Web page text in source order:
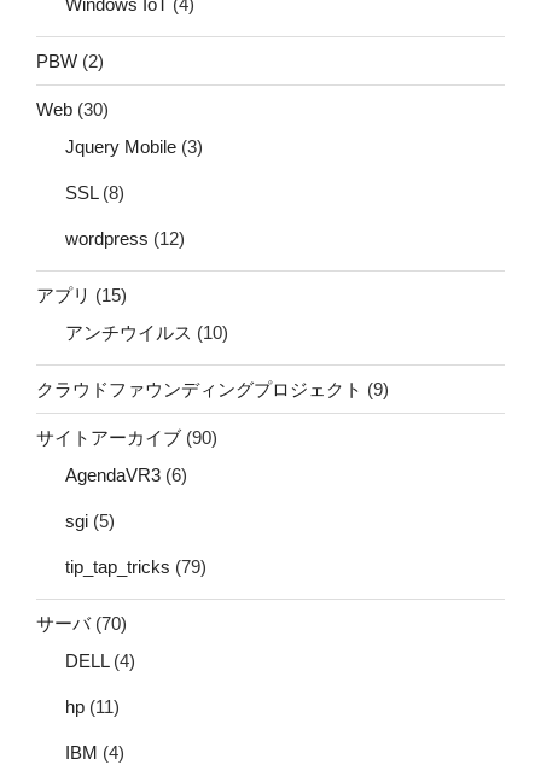
Windows IoT (4)
PBW (2)
Web (30)
Jquery Mobile (3)
SSL(8)
wordpress (12)
アプリ (15)
アンチウイルス (10)
クラウドファウンディングプロジェクト (9)
サイトアーカイブ (90)
AgendaVR3 (6)
sgi (5)
tip_tap_tricks (79)
サーバ(70)
DELL(4)
hp (11)
IBM (4)